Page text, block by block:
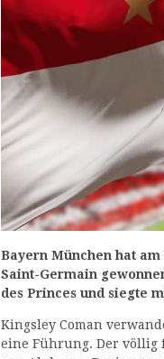
Bayern München hat
Saint-Germain
des Princes und siegte
Kingsley Coman
eine Führung. Der völlig